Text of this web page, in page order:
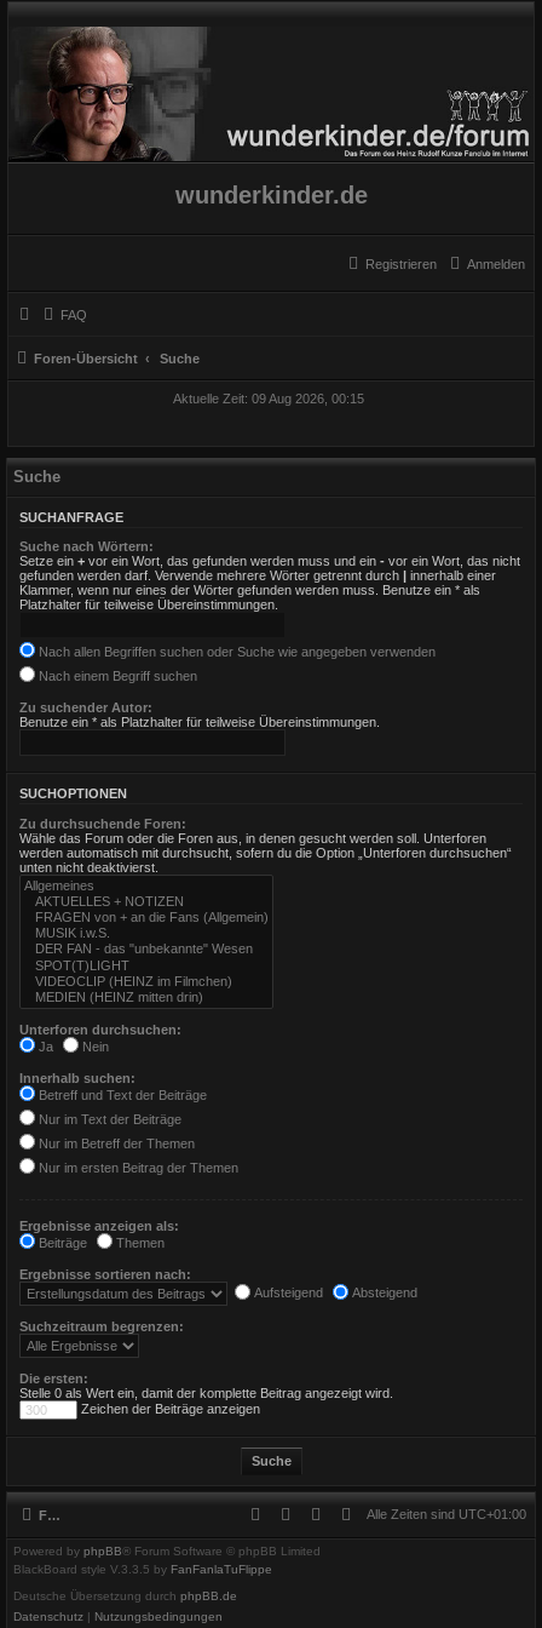
wunderkinder.de
Anmelden
Registrieren
FAQ
Foren-Übersicht Suche
Aktuelle Zeit: 09 Aug 2026, 00:15
Suche
SUCHANFRAGE
Suche nach Wörtern:
Setze ein + vor ein Wort, das gefunden werden muss und ein - vor ein Wort, das nicht
gefunden werden darf. Verwende mehrere Wörter getrennt durch | innerhalb einer
Klammer, wenn nur eines der Wörter gefunden werden muss. Benutze ein * als
Platzhalter für teilweise Übereinstimmungen.
Nach allen Begriffen suchen oder Suche wie angegeben verwenden
Nach einem Begriff suchen
Zu suchender Autor:
Benutze ein * als Platzhalter für teilweise Übereinstimmungen.
SUCHOPTIONEN
Zu durchsuchende Foren:
Wähle das Forum oder die Foren aus, in denen gesucht werden soll. Unterforen
werden automatisch mit durchsucht, sofern du die Option „Unterforen durchsuchen“
unten nicht deaktivierst.
Unterforen durchsuchen:
Ja
Nein
Innerhalb suchen:
Betreff und Text der Beiträge
Nur im Text der Beiträge
Nur im Betreff der Themen
Nur im ersten Beitrag der Themen
Ergebnisse anzeigen als:
Beiträge
Themen
Ergebnisse sortieren nach:
Aufsteigend
Absteigend
Suchzeitraum begrenzen:
Die ersten:
Stelle 0 als Wert ein, damit der komplette Beitrag angezeigt wird.
Zeichen der Beiträge anzeigen
Foren-Übersicht Alle Zeiten sind UTC+01:00
Powered by phpBB® Forum Software © phpBB Limited
BlackBoard style V.3.3.5 by FanFanlaTuFlippe
Deutsche Übersetzung durch phpBB.de
Datenschutz | Nutzungsbedingungen